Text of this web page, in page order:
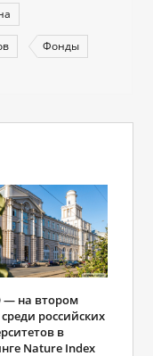
Фонды
на втором
российских
в
Nature Index